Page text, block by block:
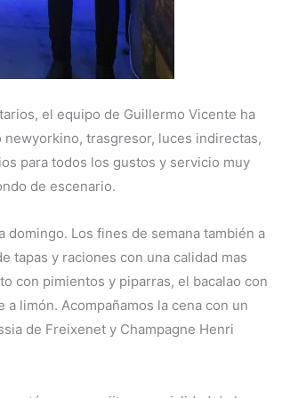
el equipo de Guillermo Vicente ha
newyorkino, trasgresor, luces indirectas,
para todos los gustos y servicio muy
de escenario.
domingo. Los fines de semana también a
tapas y raciones con una calidad mas
con pimientos y piparras, el bacalao con
limón. Acompañamos la cena con un
de Freixenet y Champagne Henri